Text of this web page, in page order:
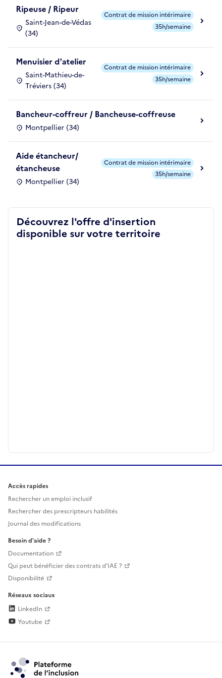
Ripeuse / Ripeur
Saint-Jean-de-Védas
(34)
Contrat de mission intérimaire
35h/semaine
Menuisier d'atelier
Saint-Mathieu-de-
Tréviers (34)
Contrat de mission intérimaire
35h/semaine
Bancheur-coffreur / Bancheuse-coffreuse
Montpellier (34)
Aide étancheur/
étancheuse
Montpellier (34)
Contrat de mission intérimaire
35h/semaine
Découvrez l'offre d'insertion
disponible sur votre territoire
Accès rapides
Rechercher un emploi inclusif
Rechercher des prescripteurs habilités
Journal des modifications
Besoin d'aide ?
Documentation
Qui peut bénéficier des contrats d'IAE ?
Disponibilité
Réseaux sociaux
LinkedIn
Youtube